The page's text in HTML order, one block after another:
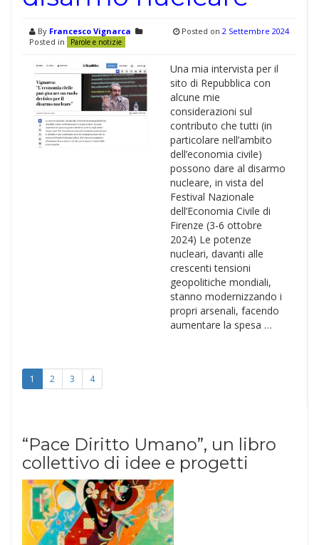
By Francesco Vignarca
Posted in
Parole e notizie
Posted on 2 Settembre 2024
Una mia intervista per il
sito di Repubblica con
alcune mie
considerazioni sul
contributo che tutti (in
particolare nell’ambito
dell’economia civile)
possono dare al disarmo
nucleare, in vista del
Festival Nazionale
dell’Economia Civile di
Firenze (3-6 ottobre
2024) Le potenze
nucleari, davanti alle
crescenti tensioni
geopolitiche mondiali,
stanno modernizzando i
propri arsenali, facendo
aumentare la spesa …
1 2 3 4
“Pace Diritto Umano”, un libro
collettivo di idee e progetti